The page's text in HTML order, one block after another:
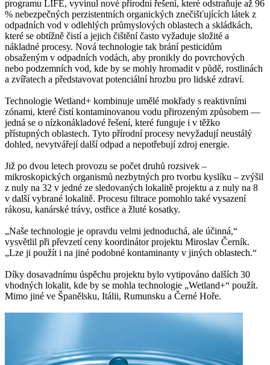
programu LIFE, vyvinul nové přírodní řešení, které odstraňuje až 96
% nebezpečných perzistentních organických znečišťujících látek z
odpadních vod v odlehlých průmyslových oblastech a skládkách,
které se obtížně čistí a jejich čištění často vyžaduje složité a
nákladné procesy. Nová technologie tak brání pesticidům
obsaženým v odpadních vodách, aby pronikly do povrchových
nebo podzemních vod, kde by se mohly hromadit v půdě, rostlinách
a zvířatech a představovat potenciální hrozbu pro lidské zdraví.
Technologie Wetland+ kombinuje umělé mokřady s reaktivními
zónami, které čistí kontaminovanou vodu přirozeným způsobem —
jedná se o nízkonákladové řešení, které funguje i v těžko
přístupných oblastech. Tyto přírodní procesy nevyžadují neustálý
dohled, nevytvářejí další odpad a nepotřebují zdroj energie.
Již po dvou letech provozu se počet druhů rozsivek –
mikroskopických organismů nezbytných pro tvorbu kyslíku – zvýšil
z nuly na 32 v jedné ze sledovaných lokalitě projektu a z nuly na 8
v další vybrané lokalitě. Procesu filtrace pomohlo také vysazení
rákosu, kanárské trávy, ostřice a žluté kosatky.
„Naše technologie je opravdu velmi jednoduchá, ale účinná,“
vysvětlil při převzetí ceny koordinátor projektu Miroslav Černík.
„Lze ji použít i na jiné podobné kontaminanty v jiných oblastech.“
Díky dosavadnímu úspěchu projektu bylo vytipováno dalších 30
vhodných lokalit, kde by se mohla technologie „Wetland+“ použít.
Mimo jiné ve Španělsku, Itálii, Rumunsku a Černé Hoře.